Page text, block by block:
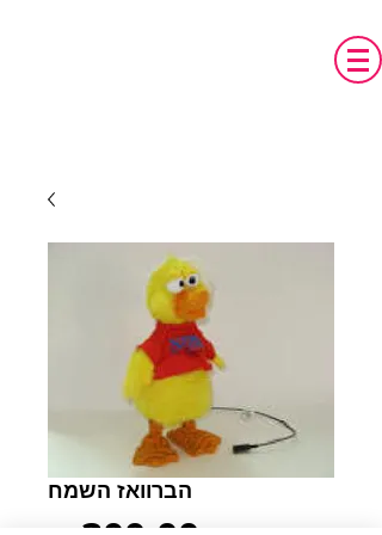
טכנו מ.א.ג
פיתוח והתאמת אביזרים לאנשים עם צרכים
מיוחדים
הברוואז השמח